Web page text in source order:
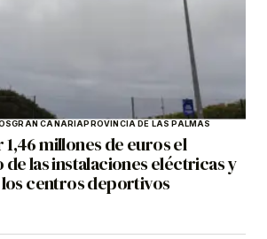
GRAN CANARIAPROVINCIA DE LAS PALMAS
1,46 millones de euros el
las instalaciones eléctricas y
centros deportivos